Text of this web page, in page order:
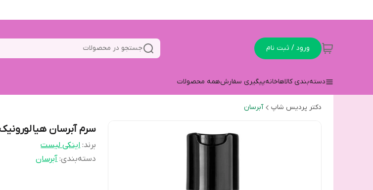
ورود / ثبت نام جستجو در محصولات
دسته‌بندی کالاهاخانهپیگیری سفارشهمه محصولات
دکتر پردیس شاپ آبرسان
سرم آبرسان
برند: اینکی لیست
دسته‌بندی:آبرسان